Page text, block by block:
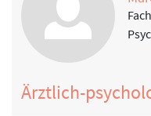
Ärztlich-